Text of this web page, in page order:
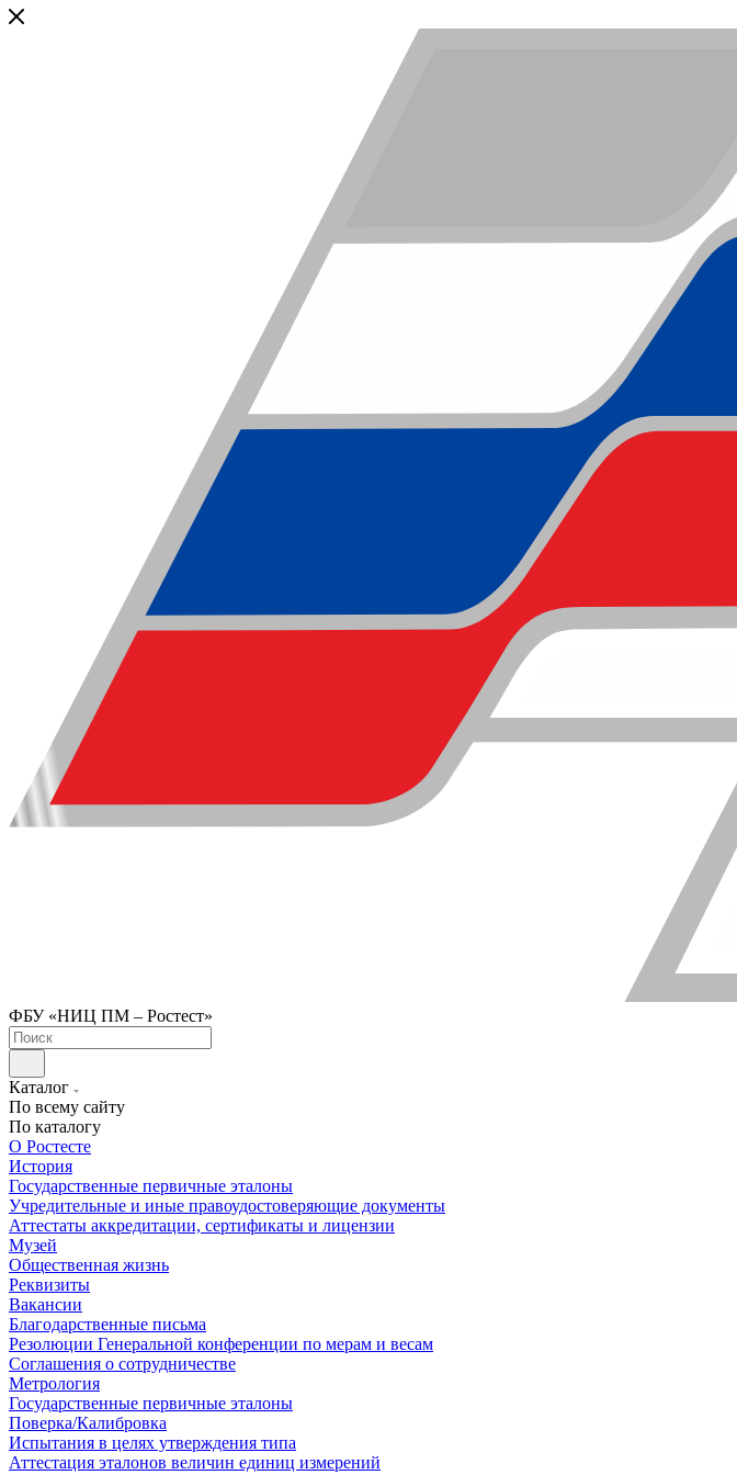
ФБУ «НИЦ ПМ – Ростест»
Каталог
По всему сайту
По каталогу
О Ростесте
История
Государственные первичные эталоны
Учредительные и иные правоудостоверяющие документы
Аттестаты аккредитации, сертификаты и лицензии
Музей
Общественная жизнь
Реквизиты
Вакансии
Благодарственные письма
Резолюции Генеральной конференции по мерам и весам
Соглашения о сотрудничестве
Метрология
Государственные первичные эталоны
Поверка/Калибровка
Испытания в целях утверждения типа
Аттестация эталонов величин единиц измерений